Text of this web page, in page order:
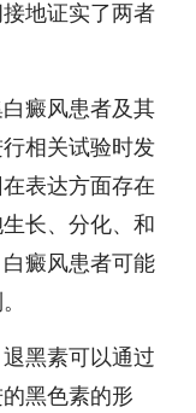
地证实了两者
癜风患者及其
相关试验时发
表达方面存在
长、分化、和
癜风患者可能
黑素可以通过
黑色素的形